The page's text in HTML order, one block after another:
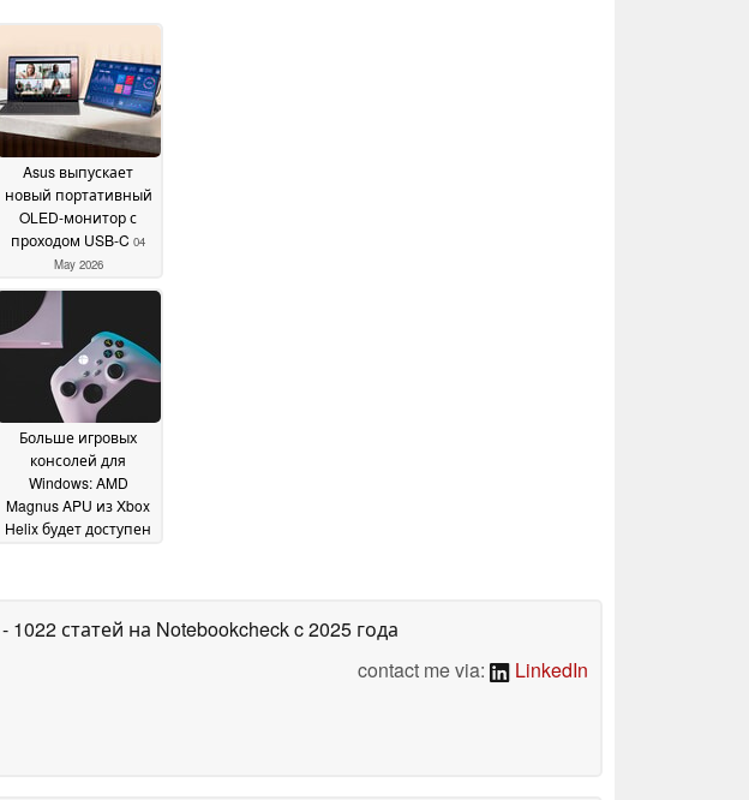
Asus выпускает
новый портативный
OLED-монитор с
проходом USB-C 04
May 2026
Больше игровых
консолей для
Windows: AMD
Magnus APU из Xbox
Helix будет доступен
Asus
21 April 2026
- 1022 статей на Notebookcheckc 2025 года
contact me via:
LinkedIn